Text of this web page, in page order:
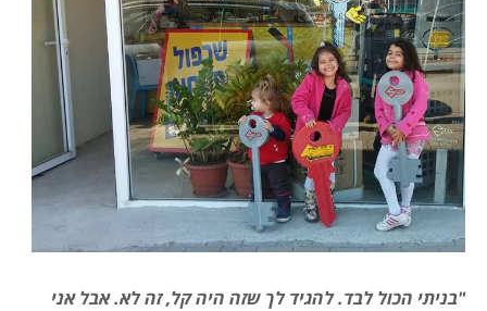
"בניתי הכול לבד. להגיד לך שזה היה קל, זה לא. אבל אני